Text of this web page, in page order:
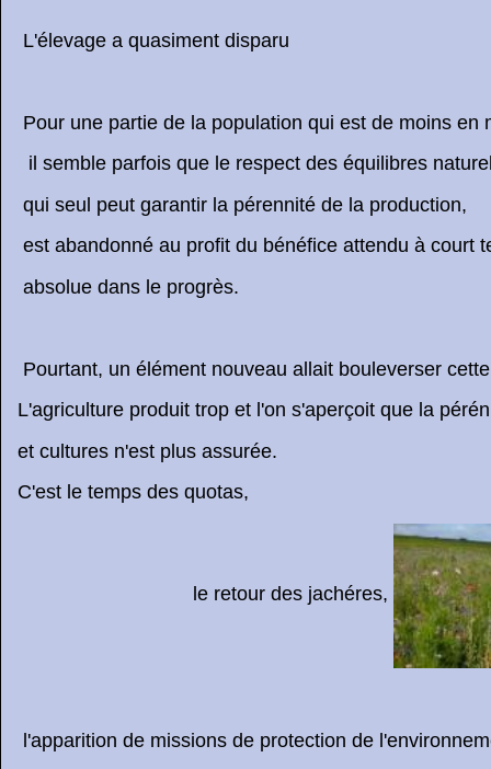
L'élevage a quasiment disparu
Pour une partie de la population qui est de moins en
il semble parfois que le respect des équilibres
qui seul peut garantir la pérennité de la production,
est abandonné au profit du bénéfice attendu à court
absolue dans le progrès.
Pourtant, un élément nouveau allait bouleverser
L'agriculture produit trop et l'on s'aperçoit que la
et cultures n'est plus assurée.
C'est le temps des quotas,
le retour des jachéres,
l'apparition de missions de protection de